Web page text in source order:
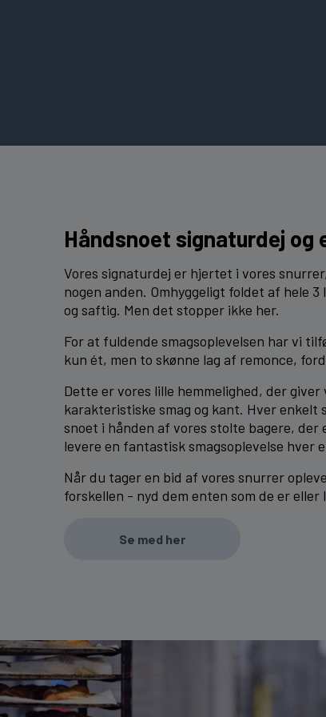
Håndsnoet signaturdej og
Vores signaturdej er hjertet i vores
nogen anden. Omhyggeligt foldet af hele
og saftig. Men det stopper ikke her.
For at fuldende smagsoplevelsen har vi
kun ét, men to skønne lag af remonce,
Dette er vores lille hemmelighed, der
karakteristiske smag og kant. Hver
snoet i hånden af vores stolte bagere, der
levere en fantastisk smagsoplevelse hver
Når du tager en bid af vores snurrer
forskellen - nyd dem enten som de er eller
Se med her